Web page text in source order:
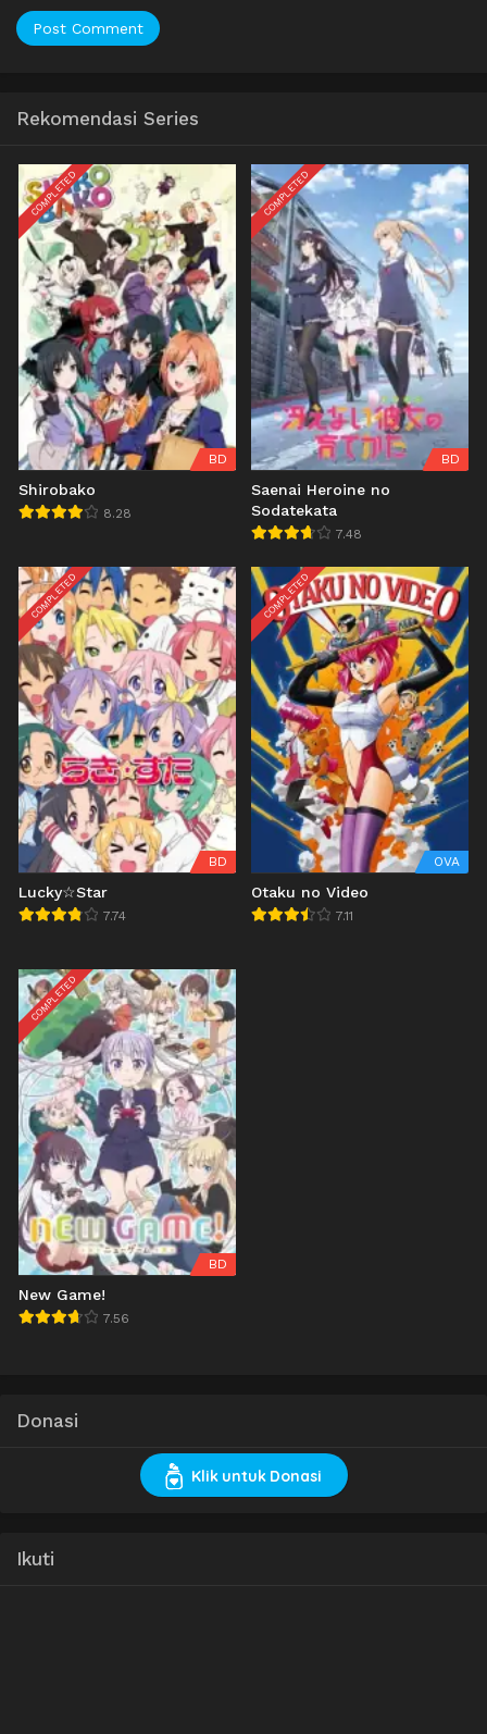
Rekomendasi Series
COMPLETED
BD
Shirobako
8.28
COMPLETED
BD
Saenai Heroine no
Sodatekata
7.48
COMPLETED
BD
Lucky☆Star
7.74
COMPLETED
OVA
Otaku no Video
7.11
COMPLETED
BD
New Game!
7.56
Donasi
Klik untuk Donasi
Ikuti